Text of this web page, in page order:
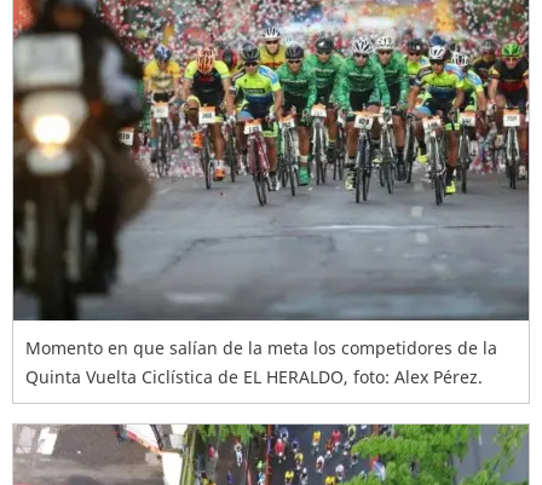
Momento en que salían de la meta los competidores de la
Quinta Vuelta Ciclística de EL HERALDO, foto: Alex Pérez.